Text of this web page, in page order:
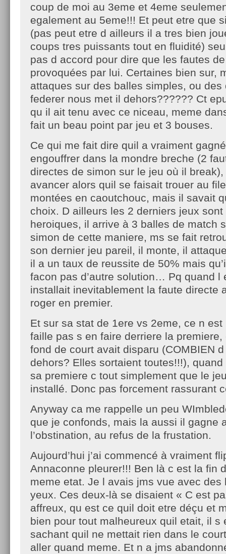
coup de moi au 3eme et 4eme
egalement au 5eme!!! Et peut etre que
(pas peut etre d ailleurs il a tres bien
coups tres puissants tout en fluidité)
pas d accord pour dire que les fautes
provoquées par lui. Certaines bien sur,
attaques sur des balles simples, ou
federer nous met il dehors?????? Ct
qu il ait tenu avec ce niceau, meme
fait un beau point par jeu et 3 bouses.
Ce qui me fait dire quil a vraiment
engouffrer dans la mondre breche (2
directes de simon sur le jeu où il
avancer alors quil se faisait trouer au
montées en caoutchouc, mais il savait
choix. D ailleurs les 2 derniers jeux sont
heroiques, il arrive à 3 balles de match
simon de cette maniere, ms se fait
son dernier jeu pareil, il monte, il
il a un taux de reussite de 50% mais
facon pas d’autre solution… Pq quand l
installait inevitablement la faute directe
roger en premier.
Et sur sa stat de 1ere vs 2eme, ce n
faille pas s en faire derriere la
fond de court avait disparu (COMBIEN
dehors? Elles sortaient toutes!!!),
sa premiere c tout simplement que le
installé. Donc pas forcement rassurant
Anyway ca me rappelle un peu
que je confonds, mais la aussi il gagne
l’obstination, au refus de la frustation.
Aujourd’hui j’ai commencé à vraiment
Annaconne pleurer!!! Ben là c est la fin
meme etat. Je l avais jms vue avec des
yeux. Ces deux-là se disaient « C est
affreux, qu est ce quil doit etre déçu et
bien pour tout malheureux quil etait, il s
sachant quil ne mettait rien dans le
aller quand meme. Et n a jms